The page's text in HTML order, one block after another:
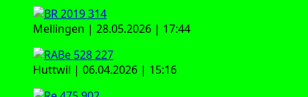
Mellingen | 28.05.2026 | 17:44
Huttwil | 06.04.2026 | 15:16